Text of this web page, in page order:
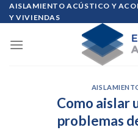
Skip
to
AISLAMIENTO ACÚSTICO Y
Y VIVIENDAS
Como aislar
problemas